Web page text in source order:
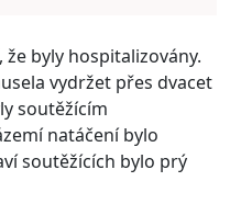
byly hospitalizovány.
vydržet přes dvacet
soutěžícím
natáčení bylo
soutěžících bylo prý